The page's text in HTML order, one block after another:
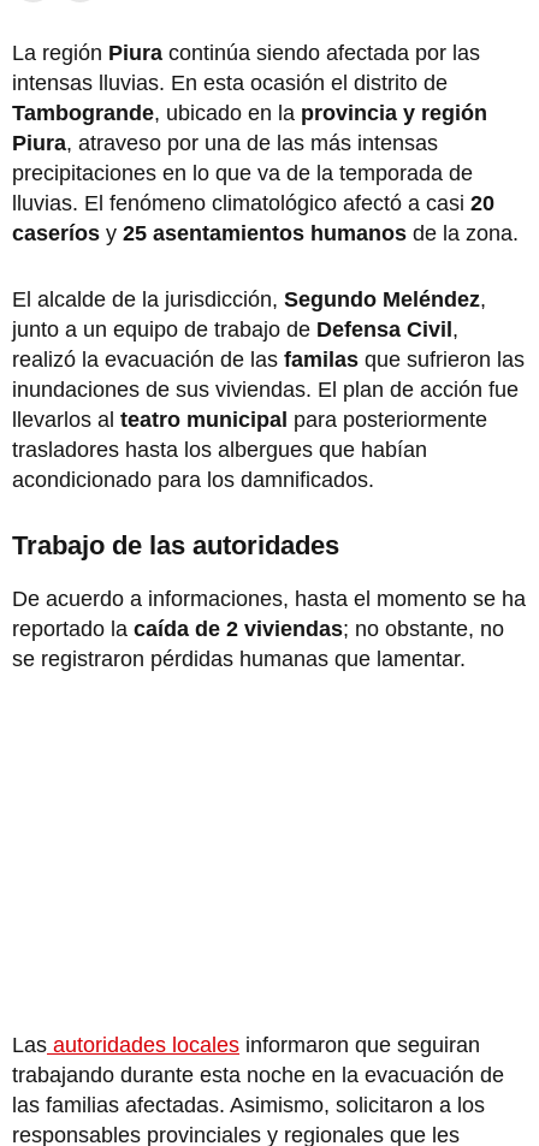
La región Piura continúa siendo afectada por las
intensas lluvias. En esta ocasión el distrito de
Tambogrande, ubicado en la provincia y región
Piura, atraveso por una de las más intensas
precipitaciones en lo que va de la temporada de
lluvias. El fenómeno climatológico afectó a casi 20
caseríos y 25 asentamientos humanos de la zona.
El alcalde de la jurisdicción, Segundo Meléndez,
junto a un equipo de trabajo de Defensa Civil,
realizó la evacuación de las familas que sufrieron las
inundaciones de sus viviendas. El plan de acción fue
llevarlos al teatro municipal para posteriormente
trasladores hasta los albergues que habían
acondicionado para los damnificados.
Trabajo de las autoridades
De acuerdo a informaciones, hasta el momento se ha
reportado la caída de 2 viviendas; no obstante, no
se registraron pérdidas humanas que lamentar.
Las autoridades locales informaron que seguiran
trabajando durante esta noche en la evacuación de
las familias afectadas. Asimismo, solicitaron a los
responsables provinciales y regionales que les